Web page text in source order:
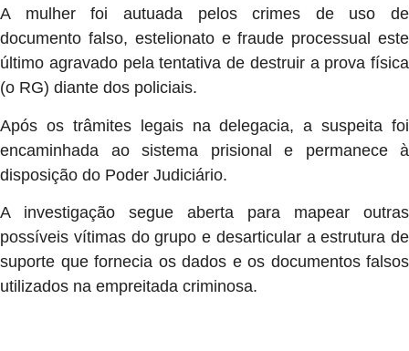
A mulher foi autuada pelos crimes de uso de
documento falso, estelionato e fraude processual este
último agravado pela tentativa de destruir a prova física
(o RG) diante dos policiais.
Após os trâmites legais na delegacia, a suspeita foi
encaminhada ao sistema prisional e permanece à
disposição do Poder Judiciário.
A investigação segue aberta para mapear outras
possíveis vítimas do grupo e desarticular a estrutura de
suporte que fornecia os dados e os documentos falsos
utilizados na empreitada criminosa.